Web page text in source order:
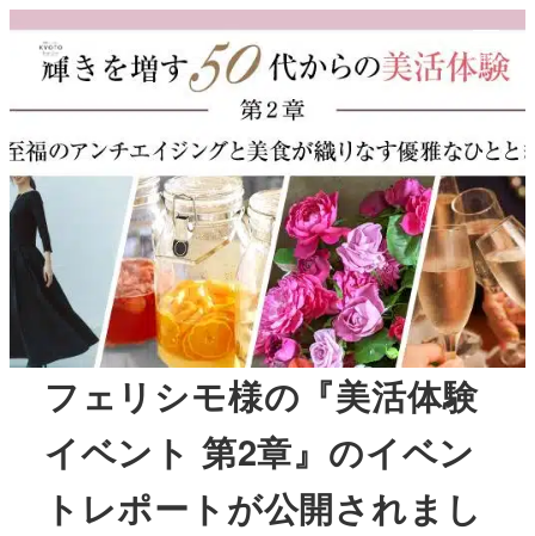
MENU
フェリシモ様の『美活体験
イベント 第2章』のイベン
トレポートが公開されまし